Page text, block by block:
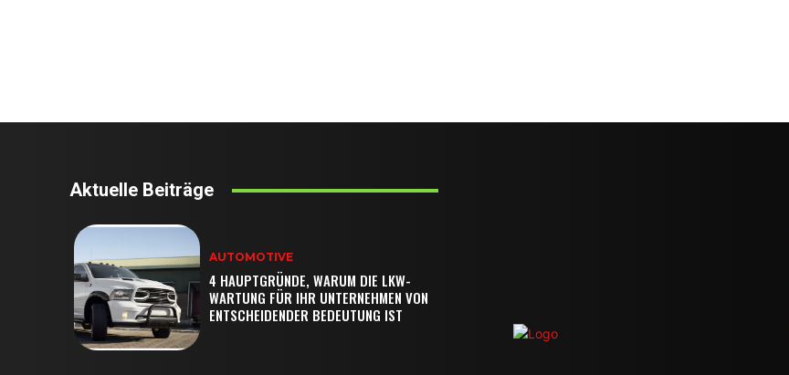
Aktuelle Beiträge
AUTOMOTIVE
4 HAUPTGRÜNDE, WARUM DIE LKW-
WARTUNG FÜR IHR UNTERNEHMEN VON
ENTSCHEIDENDER BEDEUTUNG IST